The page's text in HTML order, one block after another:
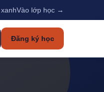
Vào lớp học →
Đăng ký học